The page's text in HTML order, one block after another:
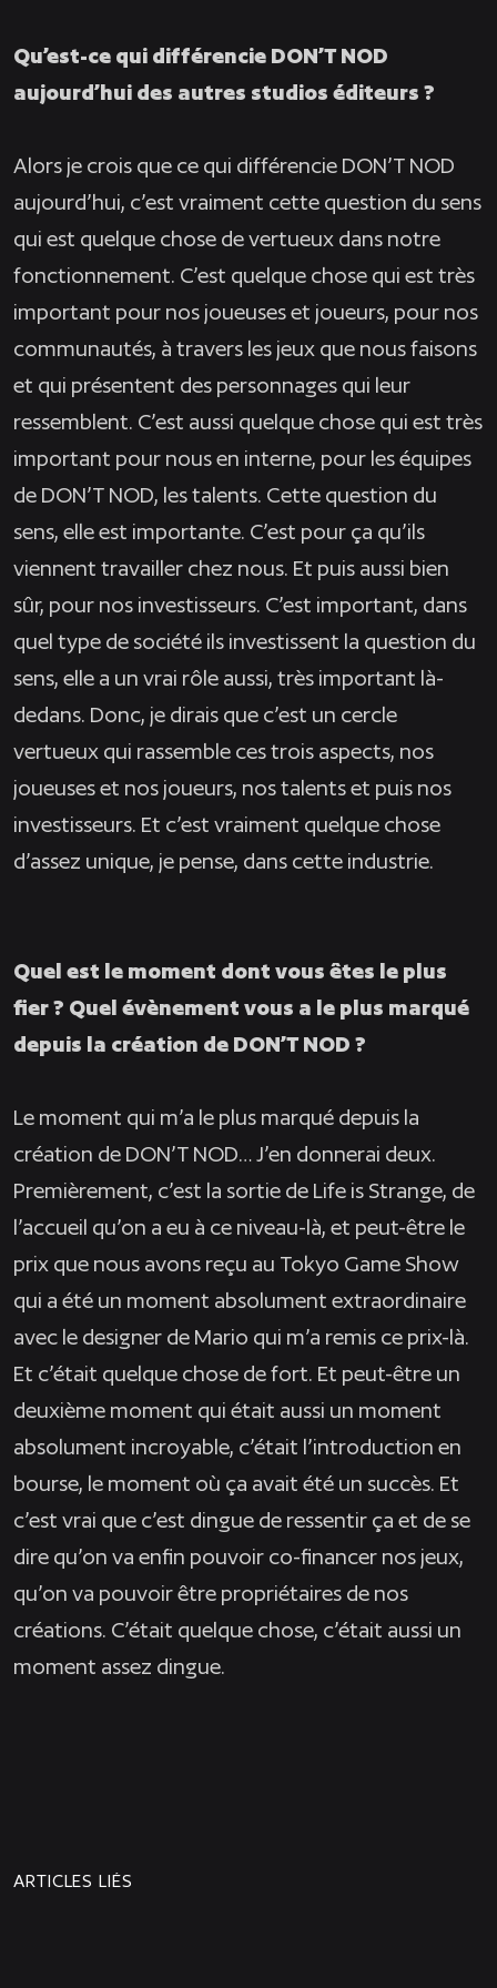
Qu’est-ce qui différencie DON’T NOD
aujourd’hui des autres studios éditeurs ?
Alors je crois que ce qui différencie DON’T NOD
aujourd’hui, c’est vraiment cette question du sens
qui est quelque chose de vertueux dans notre
fonctionnement. C’est quelque chose qui est très
important pour nos joueuses et joueurs, pour nos
communautés, à travers les jeux que nous faisons
et qui présentent des personnages qui leur
ressemblent. C’est aussi quelque chose qui est très
important pour nous en interne, pour les équipes
de DON’T NOD, les talents. Cette question du
sens, elle est importante. C’est pour ça qu’ils
viennent travailler chez nous. Et puis aussi bien
sûr, pour nos investisseurs. C’est important, dans
quel type de société ils investissent la question du
sens, elle a un vrai rôle aussi, très important là-
dedans. Donc, je dirais que c’est un cercle
vertueux qui rassemble ces trois aspects, nos
joueuses et nos joueurs, nos talents et puis nos
investisseurs. Et c’est vraiment quelque chose
d’assez unique, je pense, dans cette industrie.
Quel est le moment dont vous êtes le plus
fier ? Quel évènement vous a le plus marqué
depuis la création de DON’T NOD ?
Le moment qui m’a le plus marqué depuis la
création de DON’T NOD… J’en donnerai deux.
Premièrement, c’est la sortie de Life is Strange, de
l’accueil qu’on a eu à ce niveau-là, et peut-être le
prix que nous avons reçu au Tokyo Game Show
qui a été un moment absolument extraordinaire
avec le designer de Mario qui m’a remis ce prix-là.
Et c’était quelque chose de fort. Et peut-être un
deuxième moment qui était aussi un moment
absolument incroyable, c’était l’introduction en
bourse, le moment où ça avait été un succès. Et
c’est vrai que c’est dingue de ressentir ça et de se
dire qu’on va enfin pouvoir co-financer nos jeux,
qu’on va pouvoir être propriétaires de nos
créations. C’était quelque chose, c’était aussi un
moment assez dingue.
ARTICLES LIÉS